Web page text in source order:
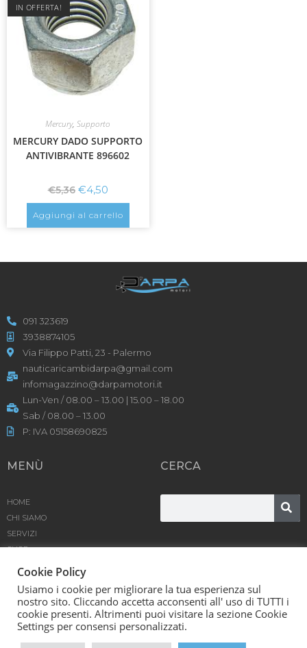
IN OFFERTA!
Mercury,Supporto
MERCURY DADO SUPPORTO
ANTIVIBRANTE 896602
€5,36 €4,50
Aggiungi al carrello
091 323619
3938874105
Via Filippo Patti, 23 - Palermo
nauticaricambidarpa@gmail.com
infomagazzino@darpamotori.it
Lun-Ven / 08.00 – 13.00 | 15.00 – 18.00
Sab / 08.00 – 13.00
P: IVA 05158690825
MENÙ
HOME
CHI SIAMO
SERVIZI
SHOP
CONTATTACI
CERCA
D’Arpa Motori SRL © [year] | Powered by
Cookie Policy
Usiamo i cookie per migliorare la tua esperienza sul
nostro sito. Cliccando accetta acconsenti all' uso di TUTTI i
cookie presenti. Altrimenti puoi visitare la sezione Cookie
Settings per consensi personalizzati.